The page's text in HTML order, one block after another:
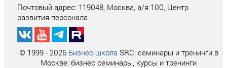
Почтовый адрес: 119048, Москва, а/я 100, Центр
развития персонала
© 1999 - 2026 Бизнес-школа SRC: семинары и тренинги в
Москве: бизнес семинары, курсы и тренинги